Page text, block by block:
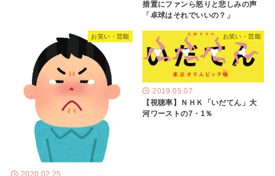
措置にファンら怒りと悲しみの声
「卓球はそれでいいの？」
お笑い・芸能
2020.02.25
お笑い・芸能
2019.05.07
【視聴率】ＮＨＫ「いだてん」大
河ワーストの7・1％